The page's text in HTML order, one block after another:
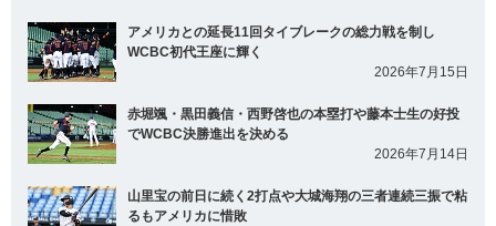
アメリカとの延長11回タイブレークの総力戦を制し
WCBC初代王座に輝く
2026年7月15日
赤堀颯・黒田義信・西野啓也の本塁打や藤本士生の好投
でWCBC決勝進出を決める
2026年7月14日
山里宝の前日に続く2打点や大城海翔の三者連続三振で粘
るもアメリカに惜敗